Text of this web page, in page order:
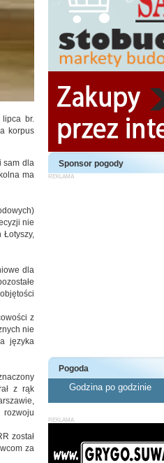
br.
korpus
sam dla
ma
nie
dla
z
nie
języka
z rąk
rozwoju
został
za
Sponsor pogody
Pogoda
Godzina po godzinie